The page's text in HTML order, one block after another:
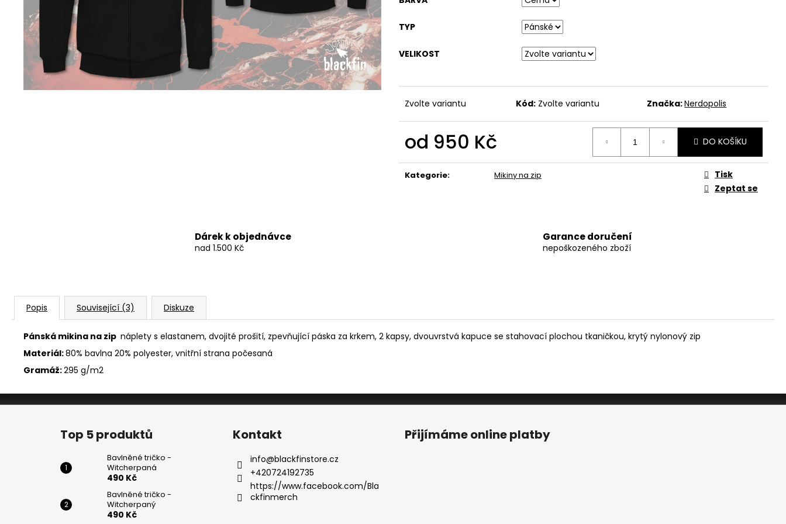
TYP
VELIKOST
Zvolte variantu Kód: Zvolte variantu Značka:Nerdopolis
od 950 Kč
cena:
DO KOŠÍKU
Kategorie: Mikiny na zip
Tisk
Zeptat se
Dárek k objednávce
nad 1.500 Kč
Garance doručení
nepoškozeného zboží
Popis Související (3) Diskuze
Pánská mikina na zip náplety s elastanem, dvojité prošití, zpevňující páska za krkem, 2 kapsy, dvouvrstvá kapuce se stahovací plochou tkaničkou, krytý nylonový zip
Materiál:80% bavlna 20% polyester, vnitřní strana počesaná
Gramáž:295 g/m2
490 Kč
490 Kč
Z
Top 5 produktů
Bavlněné tričko -
Witcherpaná
490 Kč
Bavlněné tričko -
Witcherpaný
490 Kč
Kontakt
info@blackfinstore.cz
+420724192735
https://www.facebook.com/Bla
ckfinmerch
Přijímáme online platby